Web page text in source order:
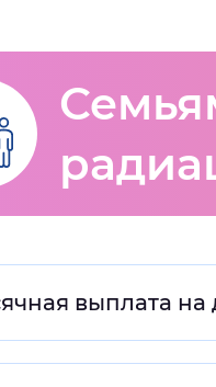
: Без засечек
между буквами
:
выплата на